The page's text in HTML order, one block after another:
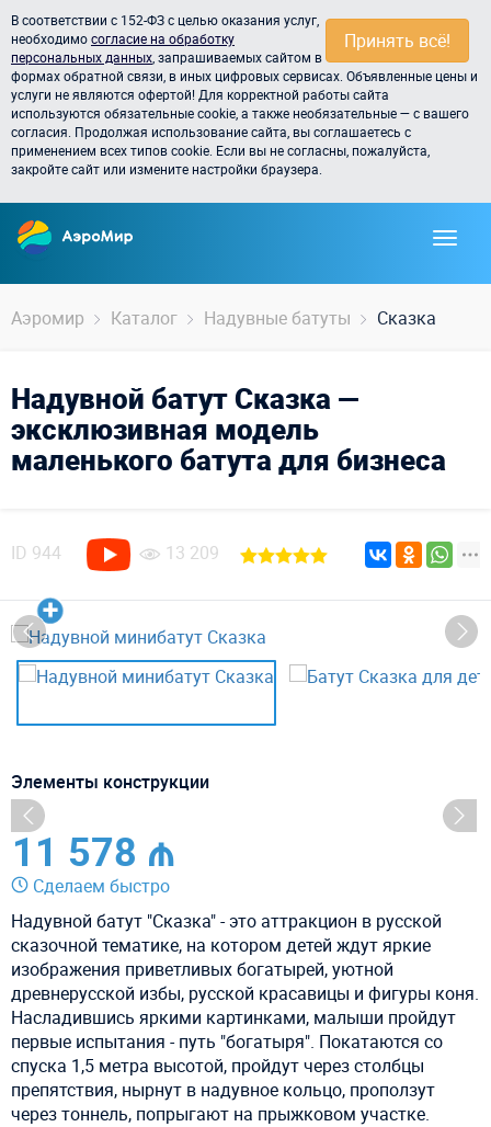
Принять всё!
В соответствии с 152-ФЗ с целью оказания услуг,
необходимосогласие на обработку
персональных данных , запрашиваемых сайтом в
формах обратной связи, в иных цифровых сервисах. Объявленные цены и
услуги не являются офертой! Для корректной работы сайта
используются обязательные cookie, а также необязательные — с вашего
согласия. Продолжая использование сайта, вы соглашаетесь с
применением всех типов cookie. Если вы не согласны, пожалуйста,
закройте сайт или измените настройки браузера.
Аэромир Каталог Надувные батуты Сказка
Надувной батут Сказка —
эксклюзивная модель
маленького батута для бизнеса
ID 944 13 209
Элементы конструкции
11 578 ₼
Сделаем быстро
Надувной батут "Сказка" - это аттракцион в русской
сказочной тематике, на котором детей ждут яркие
изображения приветливых богатырей, уютной
древнерусской избы, русской красавицы и фигуры коня.
Насладившись яркими картинками, малыши пройдут
первые испытания - путь "богатыря". Покатаются со
спуска 1,5 метра высотой, пройдут через столбцы
препятствия, нырнут в надувное кольцо, проползут
через тоннель, попрыгают на прыжковом участке.